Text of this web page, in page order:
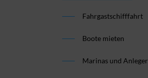
Fahrgastschifffahrt
Boote mieten
Marinas und Anleger